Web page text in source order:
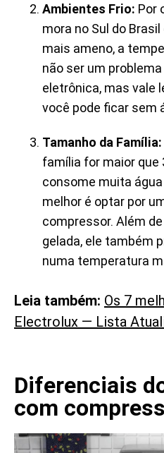
Ambientes Frio: Por
mora no Sul do
mais ameno, a
não ser um
eletrônica, mas vale
você pode ficar sem
Tamanho da Família:
família for maior que
consome muita
melhor é optar por
compressor. Além
gelada, ele também
numa temperatura
Leia também: Os 7
Electrolux — Lista
Diferenciais
com